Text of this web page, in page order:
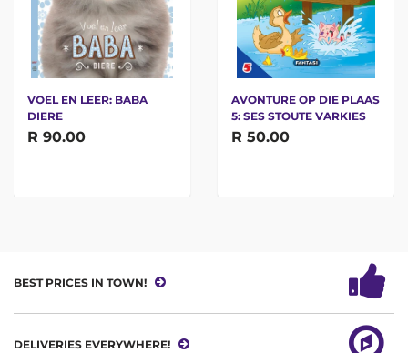
VOEL EN LEER: BABA
DIERE
R 90.00
AVONTURE OP DIE PLAAS
5: SES STOUTE VARKIES
R 50.00
BEST PRICES IN TOWN!
DELIVERIES EVERYWHERE!